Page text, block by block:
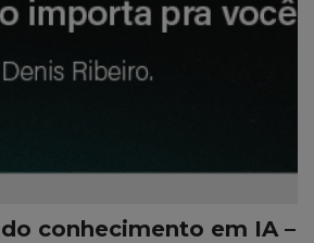
conhecimento em IA –